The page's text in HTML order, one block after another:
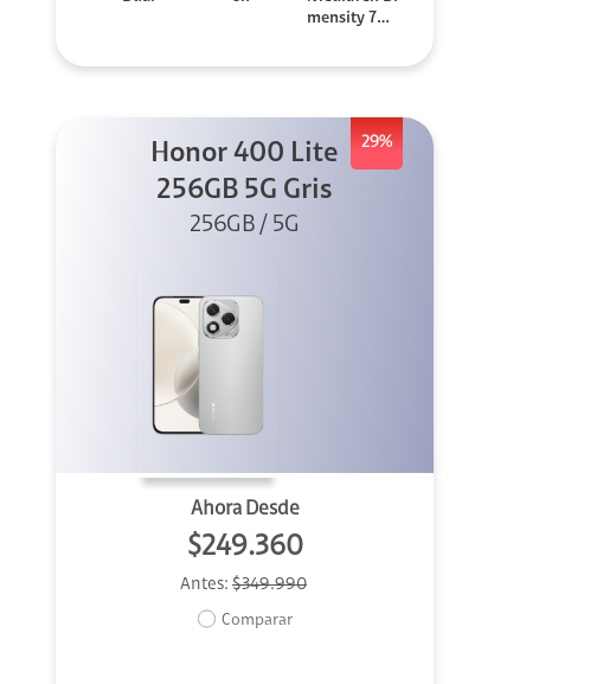
mensity 706
29%
Honor 400 Lite
256GB 5G Gris
256GB / 5G
Ahora Desde
$249.360
Antes: $349.990
Comparar